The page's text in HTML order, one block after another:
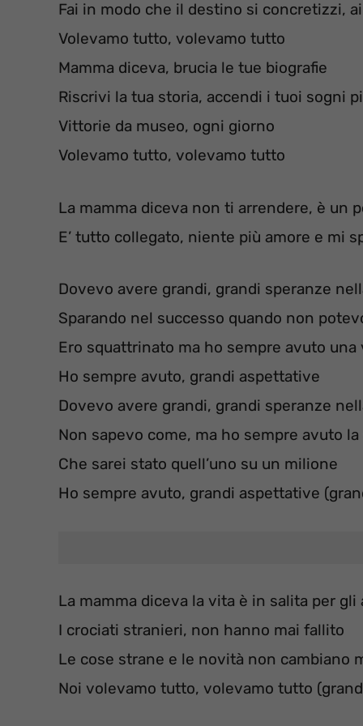
Fai in modo che il destino si concretizzi,
Volevamo tutto, volevamo tutto
Mamma diceva, brucia le tue biografie
Riscrivi la tua storia, accendi i tuoi sogni
Vittorie da museo, ogni giorno
Volevamo tutto, volevamo tutto
La mamma diceva non ti arrendere, è un
E’ tutto collegato, niente più amore e mi
Dovevo avere grandi, grandi speranze
Sparando nel successo quando non
Ero squattrinato ma ho sempre avuto una
Ho sempre avuto, grandi aspettative
Dovevo avere grandi, grandi speranze
Non sapevo come, ma ho sempre avuto
Che sarei stato quell’uno su un milione
Ho sempre avuto, grandi aspettative
La mamma diceva la vita è in salita per
I crociati stranieri, non hanno mai fallito
Le cose strane e le novità non cambiano
Noi volevamo tutto, volevamo tutto